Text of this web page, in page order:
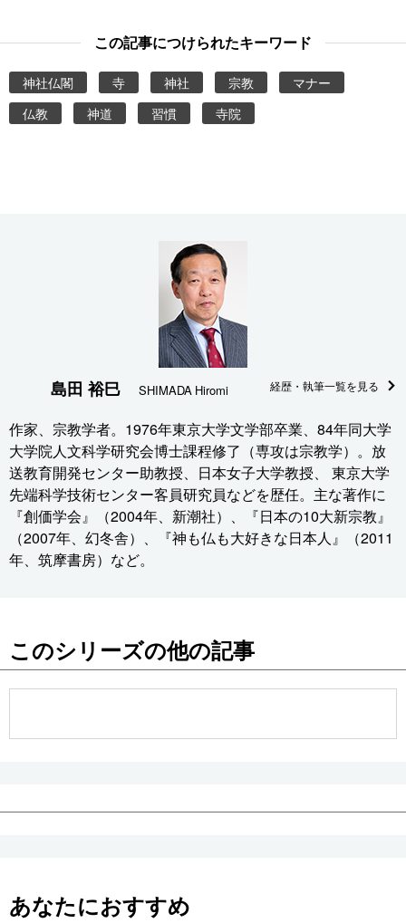
この記事につけられたキーワード
神社仏閣 寺 神社 宗教
マナー
仏教
神道 習慣 寺院
島田 裕巳 SHIMADA Hiromi 経歴・執筆一覧を見る
作家、宗教学者。1976年東京大学文学部卒業、84年同大学
大学院人文科学研究会博士課程修了（専攻は宗教学）。放
送教育開発センター助教授、日本女子大学教授、 東京大学
先端科学技術センター客員研究員などを歴任。主な著作に
『創価学会』（2004年、新潮社）、『日本の10大新宗教』
（2007年、幻冬舎）、『神も仏も大好きな日本人』（2011
年、筑摩書房）など。
このシリーズの他の記事
あなたにおすすめ